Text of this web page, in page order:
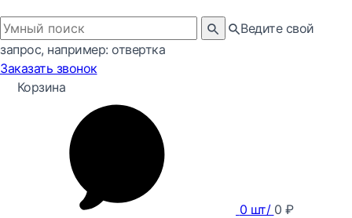
Ведите свой
запрос, например: отвертка
Заказать звонок
Корзина
0 шт/ 0 ₽